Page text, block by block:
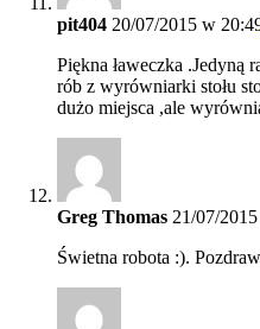
pit404 20/07/2015 w
Piękna ławeczka .Jedyną
rób z wyrówniarki stołu
dużo miejsca ,ale
Greg Thomas 21/07/
Świetna robota :).